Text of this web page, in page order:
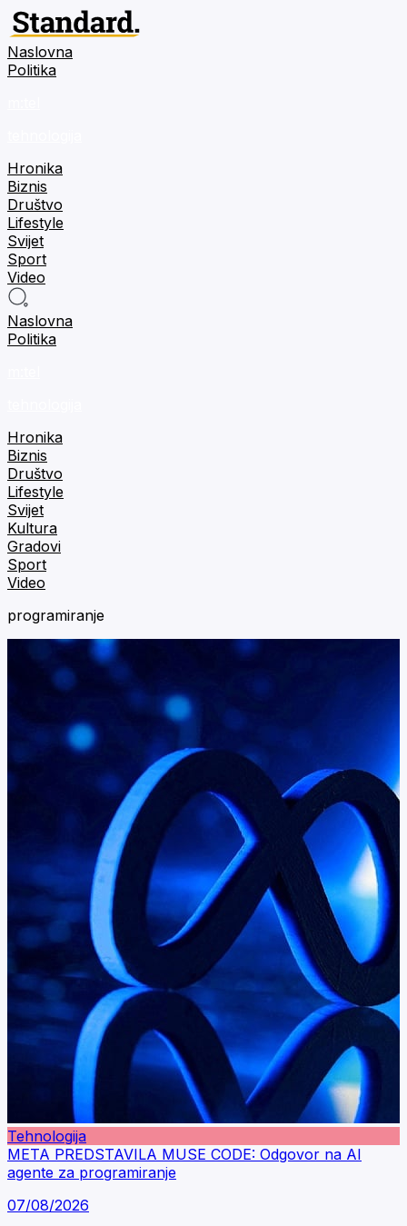
Naslovna
Politika
Hronika
Biznis
Društvo
Lifestyle
Svijet
Sport
Video
Naslovna
Politika
Hronika
Biznis
Društvo
Lifestyle
Svijet
Kultura
Gradovi
Sport
Video
programiranje
Tehnologija
META PREDSTAVILA MUSE CODE: Odgovor na AI
agente za programiranje
07/08/2026